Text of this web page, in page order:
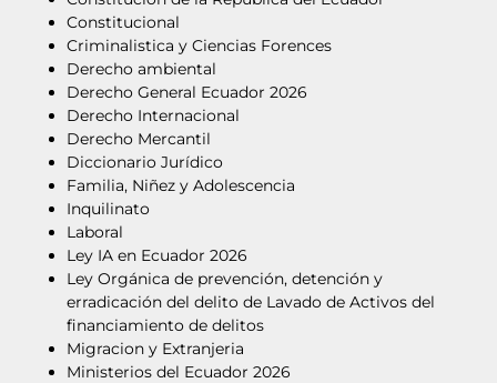
Constitucional
Criminalistica y Ciencias Forences
Derecho ambiental
Derecho General Ecuador 2026
Derecho Internacional
Derecho Mercantil
Diccionario Jurídico
Familia, Niñez y Adolescencia
Inquilinato
Laboral
Ley IA en Ecuador 2026
Ley Orgánica de prevención, detención y
erradicación del delito de Lavado de Activos del
financiamiento de delitos
Migracion y Extranjeria
Ministerios del Ecuador 2026